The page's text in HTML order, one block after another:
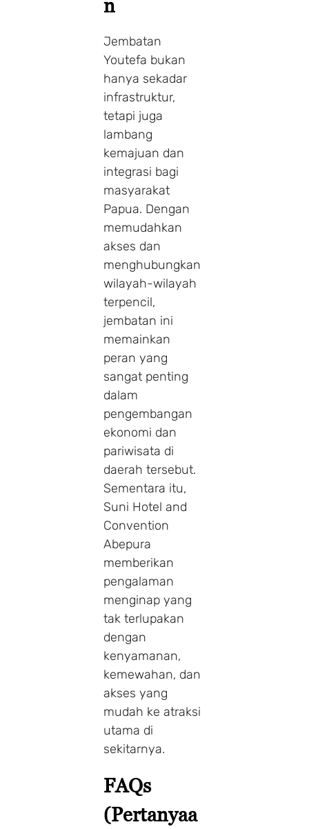
n
Jembatan
Youtefa bukan
hanya sekadar
infrastruktur,
tetapi juga
lambang
kemajuan dan
integrasi bagi
masyarakat
Papua. Dengan
memudahkan
akses dan
menghubungkan
wilayah-wilayah
terpencil,
jembatan ini
memainkan
peran yang
sangat penting
dalam
pengembangan
ekonomi dan
pariwisata di
daerah tersebut.
Sementara itu,
Suni Hotel and
Convention
Abepura
memberikan
pengalaman
menginap yang
tak terlupakan
dengan
kenyamanan,
kemewahan, dan
akses yang
mudah ke atraksi
utama di
sekitarnya.
FAQs
(Pertanyaa